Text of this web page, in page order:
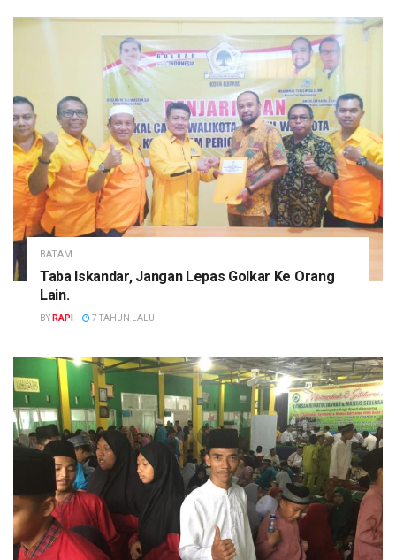
BATAM
Taba Iskandar, Jangan Lepas Golkar Ke Orang
Lain.
BY RAPI 7 TAHUN LALU